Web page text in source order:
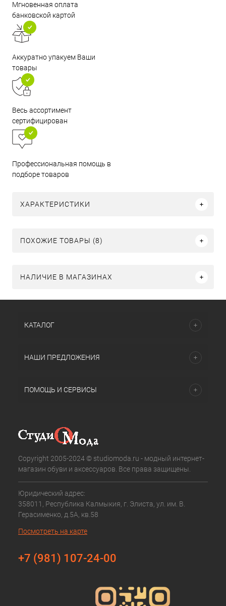
Мгновенная оплата
банковской картой
Аккуратно упакуем Ваши
товары
Весь ассортимент
сертифицирован
Профессиональная помощь в
подборе товаров
ХАРАКТЕРИСТИКИ
ПОХОЖИЕ ТОВАРЫ (8)
НАЛИЧИЕ В МАГАЗИНАХ
КАТАЛОГ
НАШИ ПРЕДЛОЖЕНИЯ
ПОМОЩЬ И СЕРВИСЫ
Copyright 2005-2024 © studiomoda.ru - модный интернет-
магазин обуви и аксессуаров. Все права защищены.
Юридический адрес:
358011, Республика Калмыкия, г. Элиста, ул. им. В.
Герасименко, д.5А, кв.58
Посмотреть на карте
+7 (981) 107-24-00